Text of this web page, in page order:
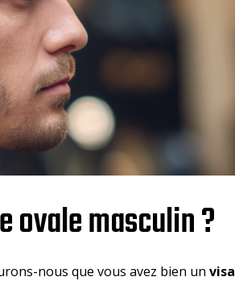
ovale masculin ?
nous que vous avez bien un